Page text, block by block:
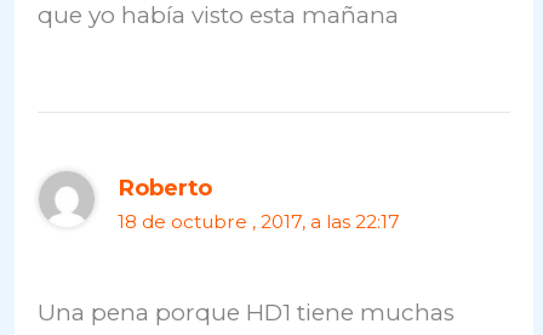
que yo había visto esta mañana
Roberto
18 de octubre , 2017, a las 22:17
Una pena porque HD1 tiene muchas